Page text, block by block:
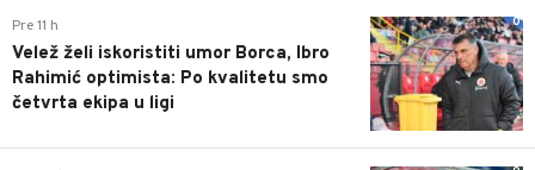
0
Pre 11 h
Velež želi iskoristiti umor Borca, Ibro
Rahimić optimista: Po kvalitetu smo
četvrta ekipa u ligi